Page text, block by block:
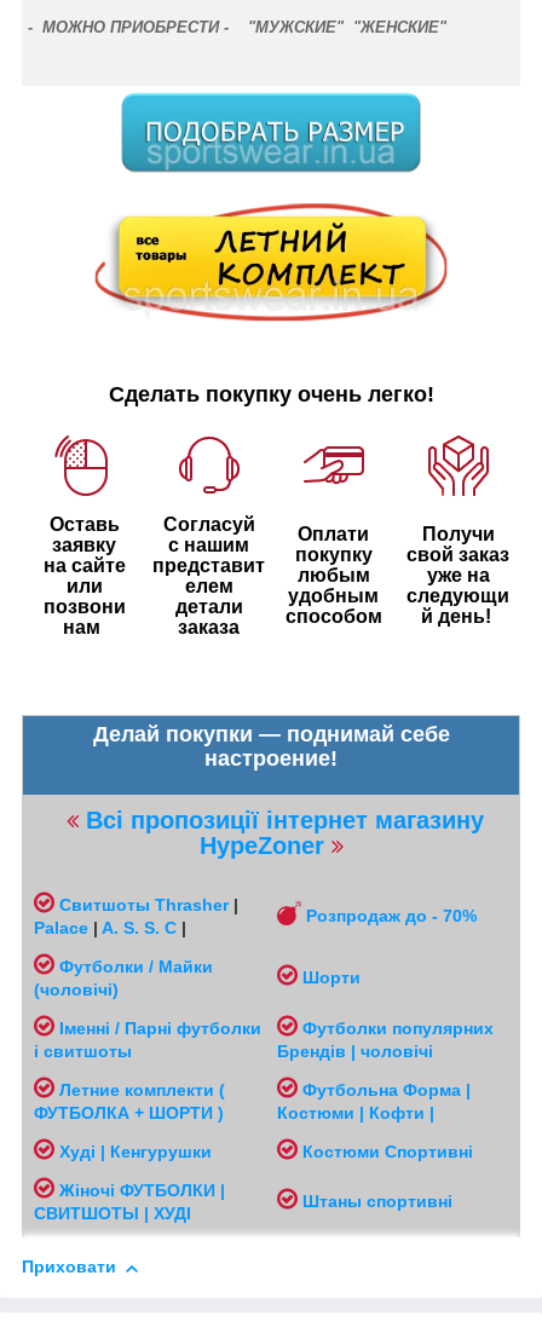
- МОЖНО ПРИОБРЕСТИ - "МУЖСКИЕ" "ЖЕНСКИЕ"
Сделать покупку очень легко!
Оставь
заявку
на сайте
или
позвони
нам
Согласуй
с нашим
представит
елем
детали
заказа
Оплати
покупку
любым
удобным
способом
Получи
свой заказ
уже на
следующи
й день!
Делай покупки — поднимай себе
настроение!
Всі пропозиції інтернет магазину
HypeZoner
Свитшоты Thrasher|
Palace | A. S. S. C |
Розпродаж до - 70%
Футболки / Майки
(чоловічі)
Шорти
Іменні / Парні футболки
і свитшоты
Футболки популярних
Брендів | чоловічі
Летние комплекти (
ФУТБОЛКА + ШОРТИ )
Футбольна Форма |
Костюми | Кофти |
Худі | Кенгурушки
Костюми Спортивні
Жіночі ФУТБОЛКИ |
СВИТШОТЫ | ХУДІ
Штаны спортивні
Приховати